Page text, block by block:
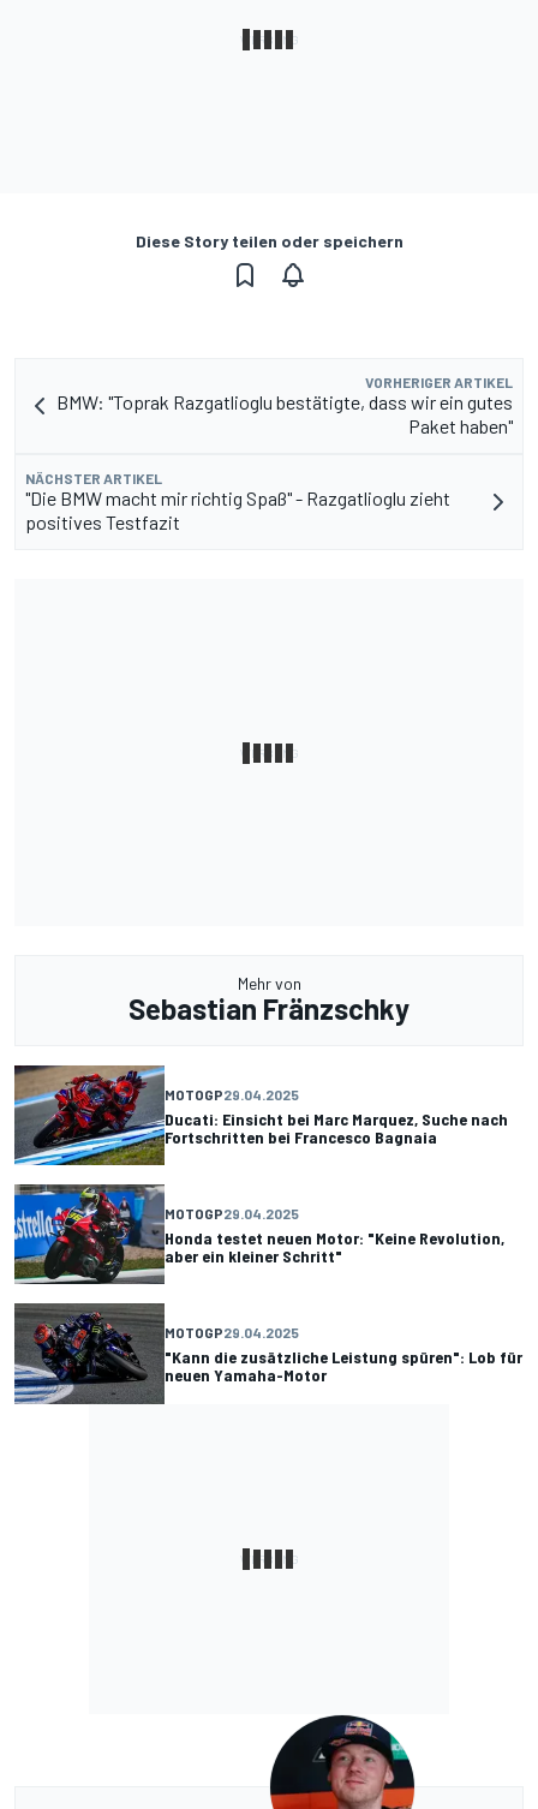
Diese Story teilen oder speichern
VORHERIGER ARTIKEL
BMW: "Toprak Razgatlioglu bestätigte, dass wir ein gutes
Paket haben"
NÄCHSTER ARTIKEL
"Die BMW macht mir richtig Spaß" - Razgatlioglu zieht
positives Testfazit
Mehr von
Sebastian Fränzschky
MOTOGP29.04.2025
Ducati: Einsicht bei Marc Marquez, Suche nach
Fortschritten bei Francesco Bagnaia
MOTOGP29.04.2025
Honda testet neuen Motor: "Keine Revolution,
aber ein kleiner Schritt"
MOTOGP29.04.2025
"Kann die zusätzliche Leistung spüren": Lob für
neuen Yamaha-Motor